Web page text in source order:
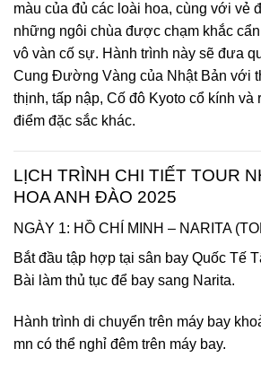
màu của đủ các loài hoa, cùng với vẻ
những ngôi chùa được chạm khắc
vô vàn cố sự. Hành trình này sẽ đưa
Cung Đường Vàng của Nhật Bản với
thịnh, tấp nập, Cố đô Kyoto cổ kính và
điểm đặc sắc khác.
LỊCH TRÌNH CHI TIẾT TOUR
HOA ANH ĐÀO 2025
NGÀY 1: HỒ CHÍ MINH – NARITA
Bắt đầu tập hợp tại sân bay Quốc Tế
Bài làm thủ tục để bay sang Narita.
Hành trình di chuyển trên máy bay
mn có thể nghỉ đêm trên máy bay.